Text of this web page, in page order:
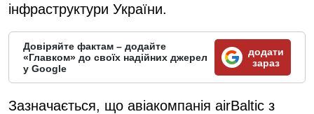
інфраструктури України.
Довіряйте фактам – додайте
«Главком» до своїх надійних джерел
у Google
додати
зараз
Зазначається, що авіакомпанія airBaltic з